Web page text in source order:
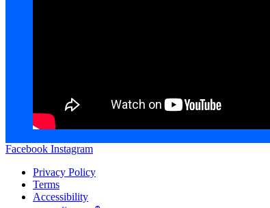
Facebook Instagram
Privacy Policy
Terms
Accessibility